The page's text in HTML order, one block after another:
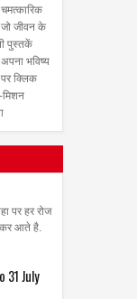
जीवन के
पुस्तकें
भविष्य
क्लिक
पर हर रोज
आते है.
31 July